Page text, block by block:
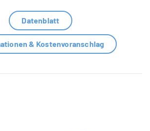
Datenblatt
& Kostenvoranschlag